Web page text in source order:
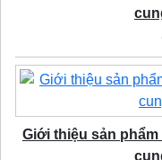
Giới thiệu sản